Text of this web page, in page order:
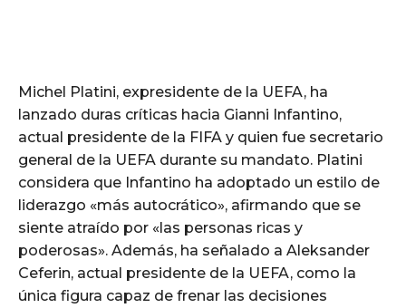
Michel Platini, expresidente de la UEFA, ha
lanzado duras críticas hacia Gianni Infantino,
actual presidente de la FIFA y quien fue secretario
general de la UEFA durante su mandato. Platini
considera que Infantino ha adoptado un estilo de
liderazgo «más autocrático», afirmando que se
siente atraído por «las personas ricas y
poderosas». Además, ha señalado a Aleksander
Ceferin, actual presidente de la UEFA, como la
única figura capaz de frenar las decisiones